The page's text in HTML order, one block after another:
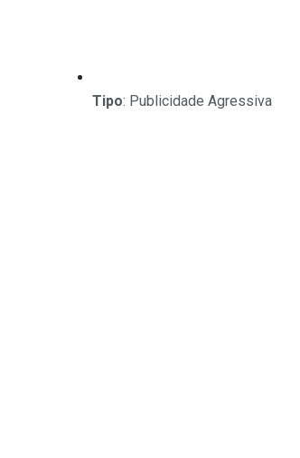
Tipo: Publicidade Agressiva